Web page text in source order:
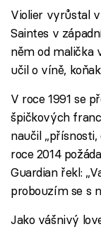
Violier vyrůstal
Saintes v
něm od malička
učil o víně,
V roce 1991 se
špičkových
naučil
roce 2014
Guardian řekl:
probouzím se s
Jako vášnivý